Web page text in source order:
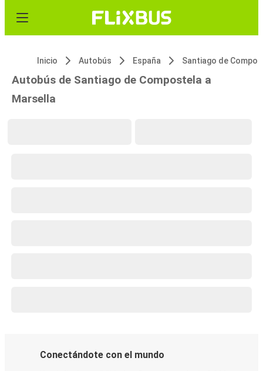
Inicio Autobús España
Autobús de Santiago de Compostela a
Marsella
Conectándote con el mundo